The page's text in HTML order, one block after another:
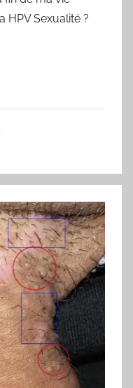
HPV Sexualité ?